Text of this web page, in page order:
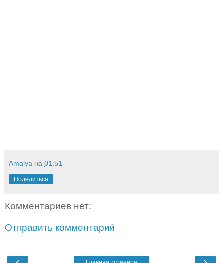
Amalya на 01:51
Поделиться
Комментариев нет:
Отправить комментарий